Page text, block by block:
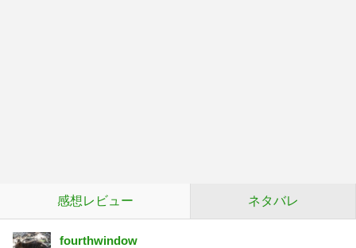
感想レビュー ネタバレ
fourthwindow